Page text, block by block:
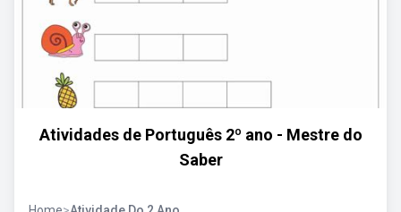
Atividades de Português 2º ano - Mestre do
Saber